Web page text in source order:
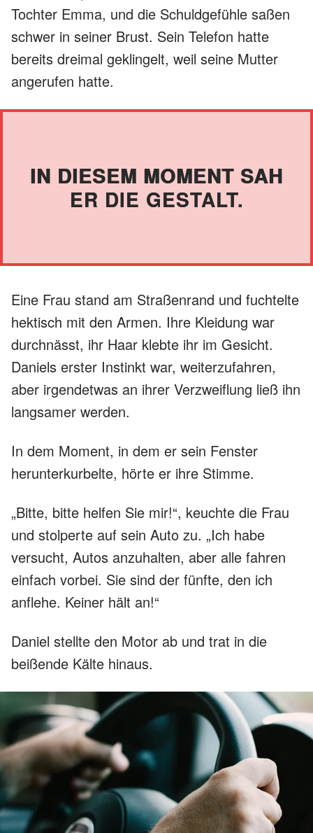
Tochter Emma, und die Schuldgefühle saßen
schwer in seiner Brust. Sein Telefon hatte
bereits dreimal geklingelt, weil seine Mutter
angerufen hatte.
IN DIESEM MOMENT SAH
ER DIE GESTALT.
Eine Frau stand am Straßenrand und fuchtelte
hektisch mit den Armen. Ihre Kleidung war
durchnässt, ihr Haar klebte ihr im Gesicht.
Daniels erster Instinkt war, weiterzufahren,
aber irgendetwas an ihrer Verzweiflung ließ ihn
langsamer werden.
In dem Moment, in dem er sein Fenster
herunterkurbelte, hörte er ihre Stimme.
„Bitte, bitte helfen Sie mir!“, keuchte die Frau
und stolperte auf sein Auto zu. „Ich habe
versucht, Autos anzuhalten, aber alle fahren
einfach vorbei. Sie sind der fünfte, den ich
anflehe. Keiner hält an!“
Daniel stellte den Motor ab und trat in die
beißende Kälte hinaus.